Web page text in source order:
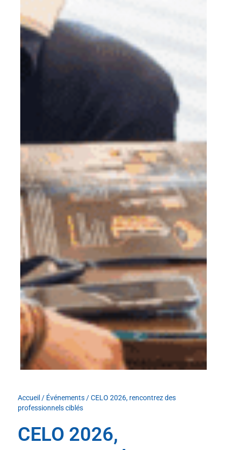
Accueil / Événements/CELO 2026, rencontrez des
professionnels ciblés
CELO 2026,